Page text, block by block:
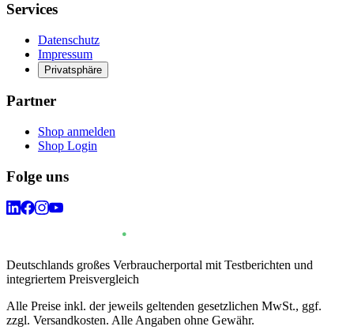
Services
Datenschutz
Impressum
Privatsphäre
Partner
Shop anmelden
Shop Login
Folge uns
Deutschlands großes Verbraucherportal mit Testberichten und
integriertem Preisvergleich
Alle Preise inkl. der jeweils geltenden gesetzlichen MwSt., ggf.
zzgl. Versandkosten. Alle Angaben ohne Gewähr.